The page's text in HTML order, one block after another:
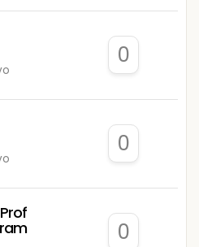
0
0
0